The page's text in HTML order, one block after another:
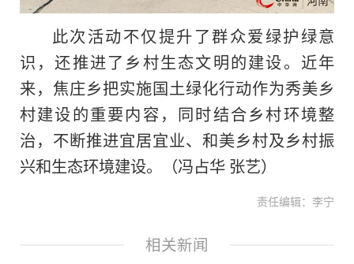
此次活动不仅提升了群众爱绿护绿意
识，还推进了乡村生态文明的建设。近年
来，焦庄乡把实施国土绿化行动作为秀美乡
村建设的重要内容，同时结合乡村环境整
治，不断推进宜居宜业、和美乡村及乡村振
兴和生态环境建设。（冯占华 张艺）
责任编辑：李宁
相关新闻